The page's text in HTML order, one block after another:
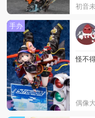
初音
手办
怪不
偶像